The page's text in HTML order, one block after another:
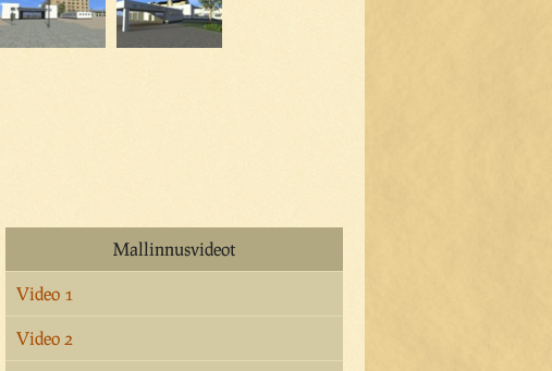
Mallinnusvideot
Video 1
Video 2